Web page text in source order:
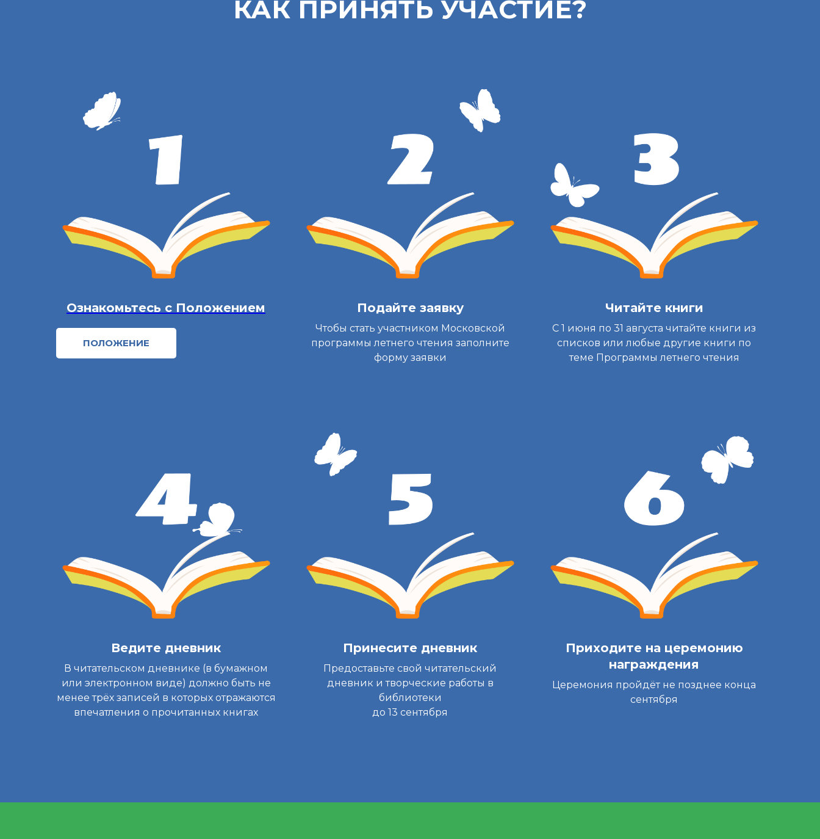
КАК ПРИНЯТЬ УЧАСТИЕ?
Ознакомьтесь с Положением
ПОЛОЖЕНИЕ
Подайте заявку
Чтобы стать участником Московской
программы летнего чтения заполните
форму заявки
Читайте книги
С 1 июня по 31 августа читайте книги из
списков или любые другие книги по
теме Программы летнего чтения
Ведите дневник
В читательском дневнике (в бумажном
или электронном виде) должно быть не
менее трёх записей в которых отражаются
впечатления о прочитанных книгах
Принесите дневник
Предоставьте свой читательский
дневник и творческие работы в
библиотеки
до 13 сентября
Приходите на церемонию
награждения
Церемония пройдёт не позднее конца
сентября